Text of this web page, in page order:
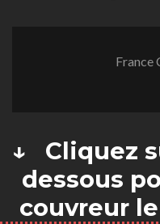
France
↓ Cliquez
dessous
couvreur